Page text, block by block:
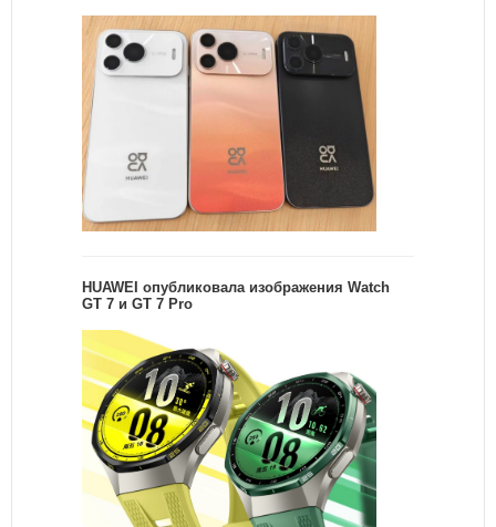
HUAWEI опубликовала изображения Watch
GT 7 и GT 7 Pro